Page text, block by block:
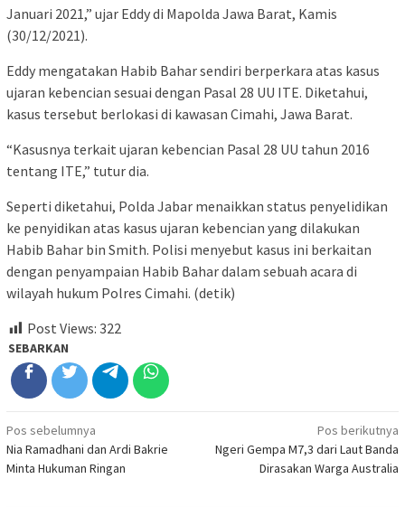
Januari 2021,” ujar Eddy di Mapolda Jawa Barat, Kamis
(30/12/2021).
Eddy mengatakan Habib Bahar sendiri berperkara atas kasus
ujaran kebencian sesuai dengan Pasal 28 UU ITE. Diketahui,
kasus tersebut berlokasi di kawasan Cimahi, Jawa Barat.
“Kasusnya terkait ujaran kebencian Pasal 28 UU tahun 2016
tentang ITE,” tutur dia.
Seperti diketahui, Polda Jabar menaikkan status penyelidikan
ke penyidikan atas kasus ujaran kebencian yang dilakukan
Habib Bahar bin Smith. Polisi menyebut kasus ini berkaitan
dengan penyampaian Habib Bahar dalam sebuah acara di
wilayah hukum Polres Cimahi. (detik)
Post Views: 322
SEBARKAN
Navigasi
pos
Pos sebelumnya
Nia Ramadhani dan Ardi Bakrie
Minta Hukuman Ringan
Pos berikutnya
Ngeri Gempa M7,3 dari Laut Banda
Dirasakan Warga Australia